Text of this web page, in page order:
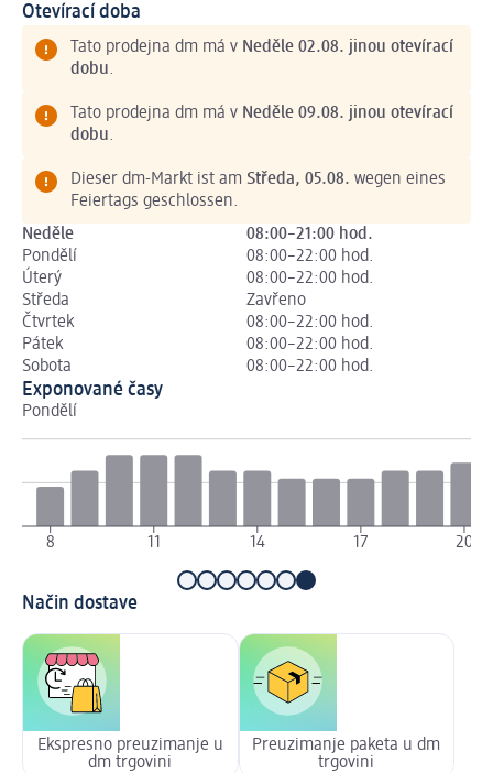
Otevírací doba
Tato prodejna dm má v Neděle 02.08. jinou otevírací
dobu.
Tato prodejna dm má v Neděle 09.08. jinou otevírací
dobu.
Dieser dm-Markt ist am Středa, 05.08. wegen eines
Feiertags geschlossen.
Neděle
08:00–21:00 hod.
Pondělí
08:00–22:00 hod.
Úterý
08:00–22:00 hod.
Středa
Zavřeno
Čtvrtek
08:00–22:00 hod.
Pátek
08:00–22:00 hod.
Sobota
08:00–22:00 hod.
Exponované časy
Pondělí
8 11 14 17 20
Način dostave
Ekspresno preuzimanje u
dm trgovini
Preuzimanje paketa u dm
trgovini